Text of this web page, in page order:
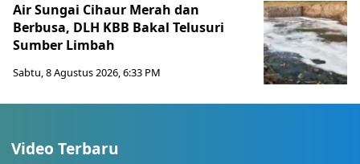
Air Sungai Cihaur Merah dan
Berbusa, DLH KBB Bakal Telusuri
Sumber Limbah
Sabtu, 8 Agustus 2026, 6:33 PM
Video Terbaru